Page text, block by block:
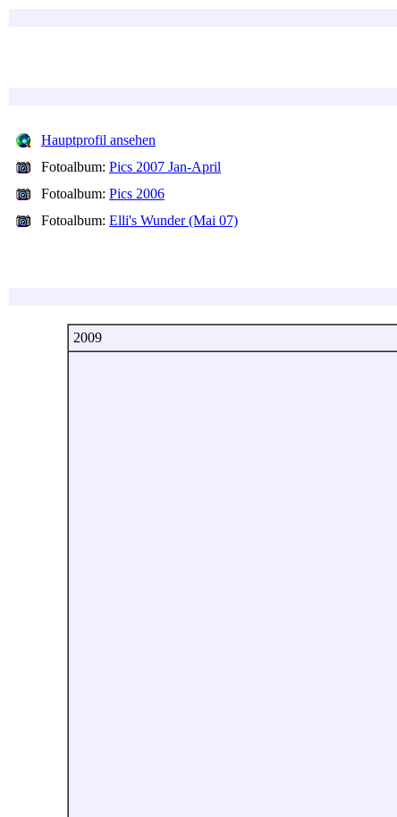
Hauptprofil ansehen
Fotoalbum: Pics 2007 Jan-April
Fotoalbum: Pics 2006
Fotoalbum: Elli's Wunder (Mai 07)
2009